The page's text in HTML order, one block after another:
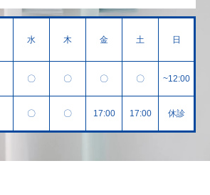
水 木 金 土 日
〇 〇 〇 〇 ~12:00
〇 〇 17:00 17:00 休診